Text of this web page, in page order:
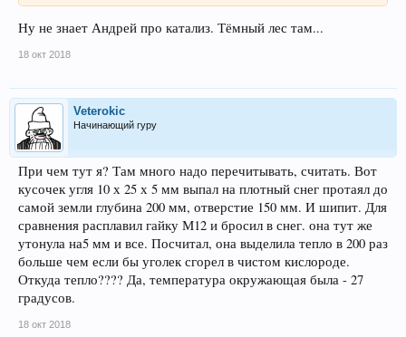
Ну не знает Андрей про катализ. Тёмный лес там...
18 окт 2018
Veterokic
Начинающий гуру
При чем тут я? Там много надо перечитывать, считать. Вот
кусочек угля 10 х 25 х 5 мм выпал на плотный снег протаял до
самой земли глубина 200 мм, отверстие 150 мм. И шипит. Для
сравнения расплавил гайку М12 и бросил в снег. она тут же
утонула на5 мм и все. Посчитал, она выделила тепло в 200 раз
больше чем если бы уголек сгорел в чистом кислороде.
Откуда тепло???? Да, температура окружающая была - 27
градусов.
18 окт 2018